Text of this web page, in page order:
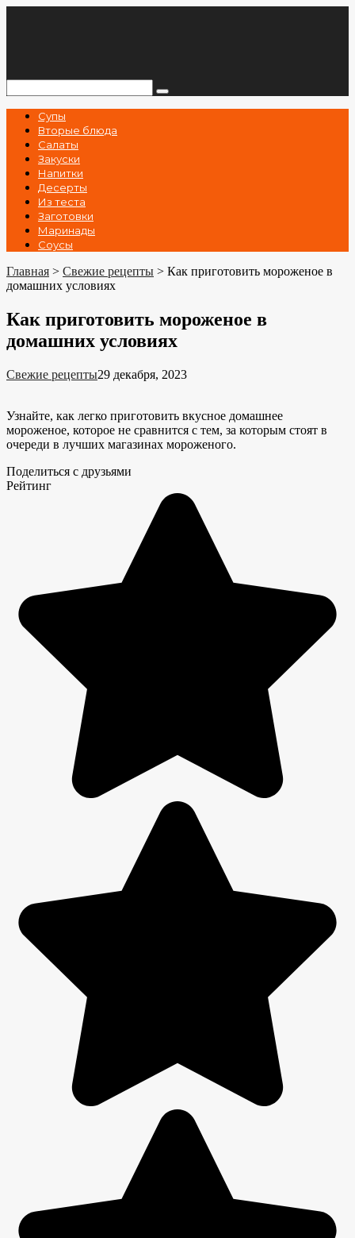
Супы
Вторые блюда
Салаты
Закуски
Напитки
Десерты
Из теста
Заготовки
Маринады
Соусы
Главная > Свежие рецепты > Как приготовить мороженое в
домашних условиях
Как приготовить мороженое в
домашних условиях
Свежие рецепты29 декабря, 2023
Узнайте, как легко приготовить вкусное домашнее
мороженое, которое не сравнится с тем, за которым стоят в
очереди в лучших магазинах мороженого.
Поделиться с друзьями
Рейтинг